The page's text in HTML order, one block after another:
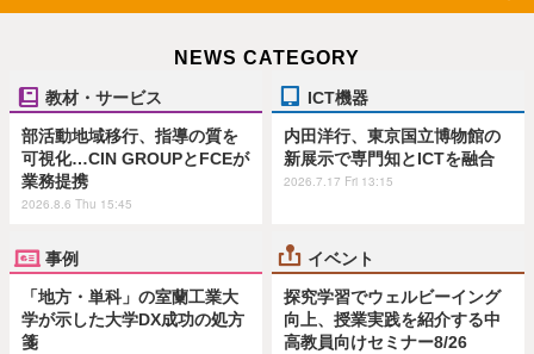
NEWS CATEGORY
教材・サービス
部活動地域移行、指導の質を
可視化…CIN GROUPとFCEが
業務提携
2026.8.6 Thu 15:45
ICT機器
内田洋行、東京国立博物館の
新展示で専門知とICTを融合
2026.7.17 Fri 13:15
事例
「地方・単科」の室蘭工業大
学が示した大学DX成功の処方
箋
イベント
探究学習でウェルビーイング
向上、授業実践を紹介する中
高教員向けセミナー8/26